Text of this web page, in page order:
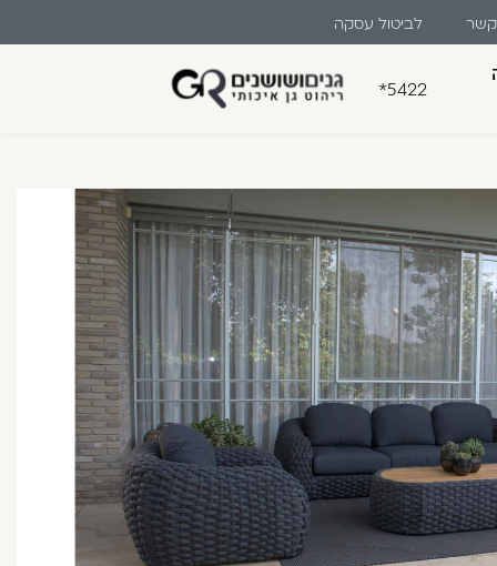
קשר לביטול עסקה
*5422
קלה ומהירה במיוחד. המשיכו
ליהנות מהיתרונות של משתמש רשום